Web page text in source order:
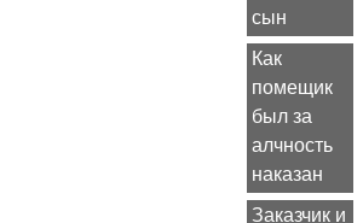
сын
Как
помещик
был за
алчность
наказан
Заказчик и